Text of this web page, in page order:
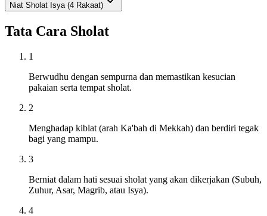
Niat Sholat Isya (4 Rakaat)
Tata Cara Sholat
1
Berwudhu dengan sempurna dan memastikan kesucian
pakaian serta tempat sholat.
2
Menghadap kiblat (arah Ka'bah di Mekkah) dan berdiri tegak
bagi yang mampu.
3
Berniat dalam hati sesuai sholat yang akan dikerjakan (Subuh,
Zuhur, Asar, Magrib, atau Isya).
4